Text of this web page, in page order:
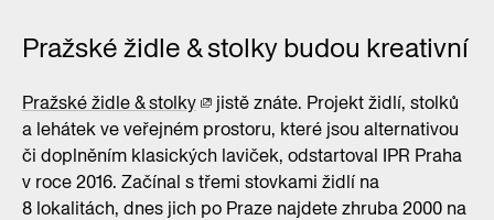
Pražské židle & stolky budou kreativní
Pražské židle & stolky
jistě znáte. Projekt židlí, stolků
a lehátek ve veřejném prostoru, které jsou alternativou
či doplněním klasických laviček, odstartoval IPR Praha
v roce 2016. Začínal s třemi stovkami židlí na
8 lokalitách, dnes jich po Praze najdete zhruba 2000 na